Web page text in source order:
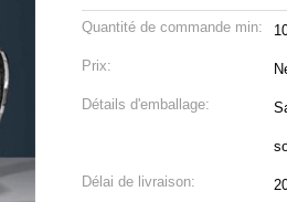
Quantité de commande min:
Prix:
Détails d'emballage:
Délai de livraison: